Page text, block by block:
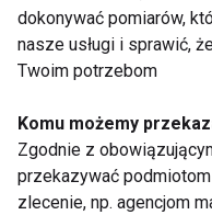
dokonywać pomiarów,
nasze usługi i sprawić,
Twoim potrzebom
Komu możemy
Zgodnie z
przekazywać
zlecenie, np. agencjom